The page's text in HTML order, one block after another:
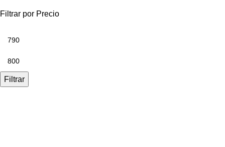
Filtrar por Precio
Filtrar